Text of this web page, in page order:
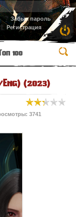
Забыл пароль
Регистрация
100
(2023)
3741